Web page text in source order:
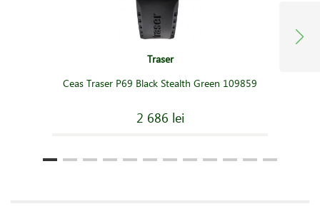
Traser
Ceas Traser P69 Black Stealth Green 109859
2 686 lei